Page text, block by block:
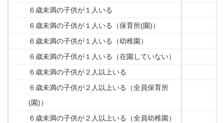
６歳未満の子供が１人いる
６歳未満の子供が１人いる（保育所(園)）
６歳未満の子供が１人いる（幼稚園）
６歳未満の子供が１人いる（在園していない）
６歳未満の子供が２人以上いる
６歳未満の子供が２人以上いる（全員保育所
(園)）
６歳未満の子供が２人以上いる（全員幼稚園）